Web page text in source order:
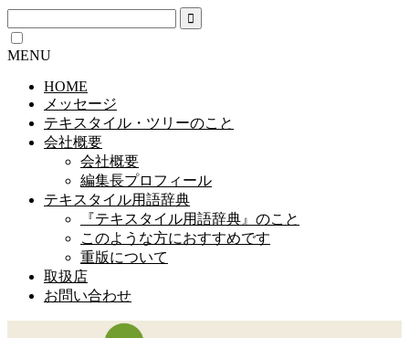
MENU
HOME
メッセージ
テキスタイル・ツリーのこと
会社概要
会社概要
編集長プロフィール
テキスタイル用語辞典
『テキスタイル用語辞典』のこと
このような方におすすめです
重版について
取扱店
お問い合わせ